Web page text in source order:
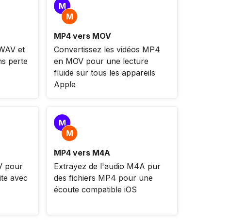
et
perte
M
M
MP4 vers MOV
Convertissez les vidéos MP4
en MOV pour une lecture
fluide sur tous les appareils
Apple
pour
avec
M
M
MP4 vers M4A
Extrayez de l'audio M4A pur
des fichiers MP4 pour une
écoute compatible iOS